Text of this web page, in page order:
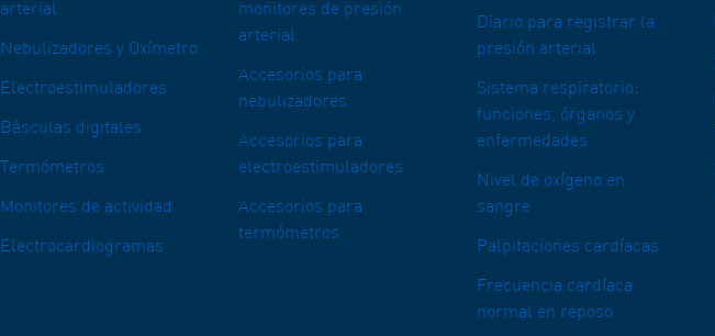
arterial
Nebulizadores y Oxímetro
Electroestimuladores
Básculas digitales
Termómetros
Monitores de actividad
Electrocardiogramas
monitores de presión
arterial
Accesorios para
nebulizadores
Accesorios para
electroestimuladores
Accesorios para
termómetros
Diario para registrar la
presión arterial
Sistema respiratorio:
funciones, órganos y
enfermedades
Nivel de oxígeno en
sangre
Palpitaciones cardíacas
Frecuencia cardíaca
normal en reposo